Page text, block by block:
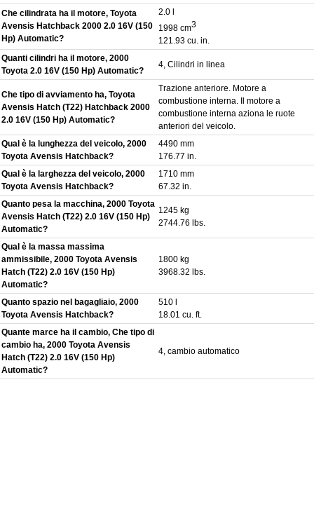
Che cilindrata ha il motore, Toyota
Avensis Hatchback 2000 2.0 16V (150
Hp) Automatic?
2.0 l
1998 cm3
121.93 cu. in.
Quanti cilindri ha il motore, 2000
Toyota 2.0 16V (150 Hp) Automatic?
4, Cilindri in linea
Che tipo di avviamento ha, Toyota
Avensis Hatch (T22) Hatchback 2000
2.0 16V (150 Hp) Automatic?
Trazione anteriore. Motore a
combustione interna. Il motore a
combustione interna aziona le ruote
anteriori del veicolo.
Qual è la lunghezza del veicolo, 2000
Toyota Avensis Hatchback?
4490 mm
176.77 in.
Qual è la larghezza del veicolo, 2000
Toyota Avensis Hatchback?
1710 mm
67.32 in.
Quanto pesa la macchina, 2000 Toyota
Avensis Hatch (T22) 2.0 16V (150 Hp)
Automatic?
1245 kg
2744.76 lbs.
Qual è la massa massima
ammissibile, 2000 Toyota Avensis
Hatch (T22) 2.0 16V (150 Hp)
Automatic?
1800 kg
3968.32 lbs.
Quanto spazio nel bagagliaio, 2000
Toyota Avensis Hatchback?
510 l
18.01 cu. ft.
Quante marce ha il cambio, Che tipo di
cambio ha, 2000 Toyota Avensis
Hatch (T22) 2.0 16V (150 Hp)
Automatic?
4, cambio automatico